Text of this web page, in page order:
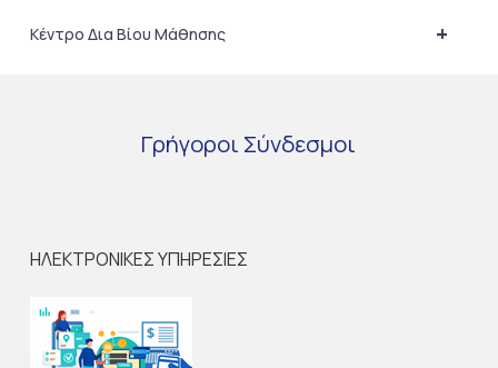
+
Κέντρο Δια Βίου Μάθησης
Γρήγοροι Σύνδεσμοι
ΗΛΕΚΤΡΟΝΙΚΕΣ ΥΠΗΡΕΣΙΕΣ